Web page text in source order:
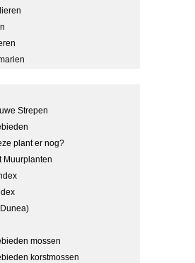
Strepen
plant er nog?
Muurplanten
mossen
korstmossen